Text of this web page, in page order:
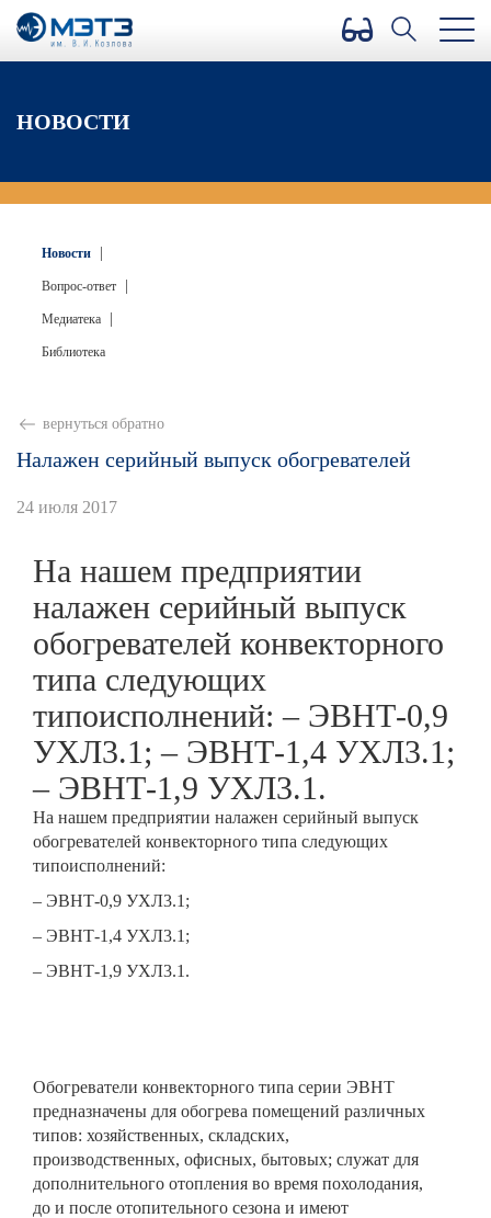
Версия для слабовидящих
НОВОСТИ
Новости
Вопрос-ответ
Медиатека
Библиотека
вернуться обратно
Налажен серийный выпуск обогревателей
24 июля 2017
На нашем предприятии
налажен серийный выпуск
обогревателей конвекторного
типа следующих
типоисполнений: – ЭВНТ-0,9
УХЛ3.1; – ЭВНТ-1,4 УХЛ3.1;
– ЭВНТ-1,9 УХЛ3.1.
На нашем предприятии налажен серийный выпуск
обогревателей конвекторного типа следующих
типоисполнений:
– ЭВНТ-0,9 УХЛ3.1;
– ЭВНТ-1,4 УХЛ3.1;
– ЭВНТ-1,9 УХЛ3.1.
Обогреватели конвекторного типа серии ЭВНТ
предназначены для обогрева помещений различных
типов: хозяйственных, складских,
производственных, офисных, бытовых; служат для
дополнительного отопления во время похолодания,
до и после отопительного сезона и имеют